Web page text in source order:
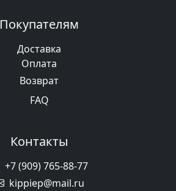
Покупателям
Доставка
Оплата
Возврат
FAQ
Контакты
+7 (909) 765-88-77
kippiep@mail.ru